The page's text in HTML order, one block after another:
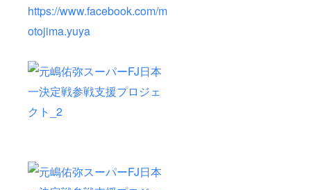
https://www.facebook.com/m
otojima.yuya